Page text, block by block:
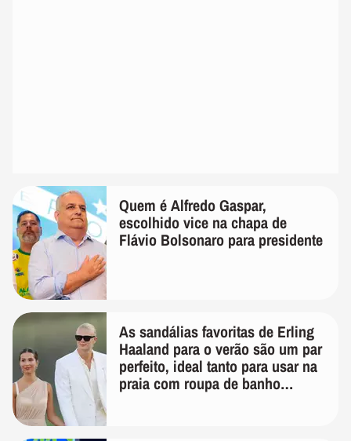
Quem é Alfredo Gaspar,
escolhido vice na chapa de
Flávio Bolsonaro para presidente
As sandálias favoritas de Erling
Haaland para o verão são um par
perfeito, ideal tanto para usar na
praia com roupa de banho